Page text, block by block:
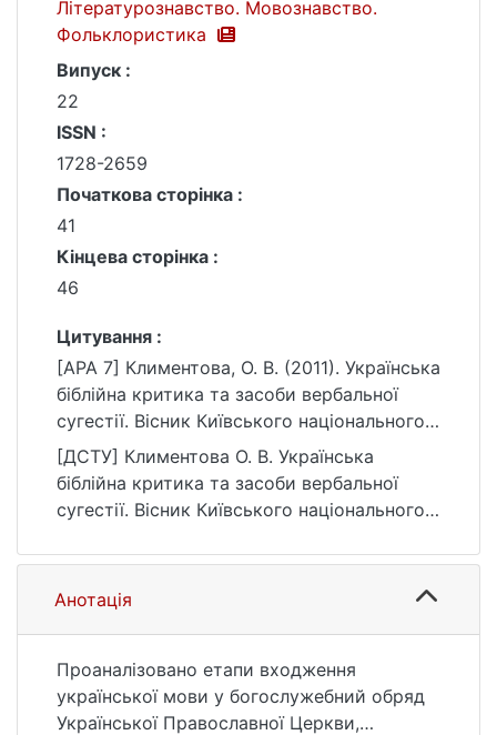
Літературознавство. Мовознавство.
Фольклористика
Випуск :
22
ISSN :
1728-2659
Початкова сторінка :
41
Кінцева сторінка :
46
Цитування :
[APA 7] Климентова, О. В. (2011). Українська
біблійна критика та засоби вербальної
сугестії. Вісник Київського національного
університету імені Тараса Шевченка.
Літературознавство. Мовознавство.
Фольклористика, (22), 41–46.
https://ir.library.knu.ua/handle/15071834/2196
3
[ДСТУ] Климентова О. В. Українська
біблійна критика та засоби вербальної
сугестії. Вісник Київського національного
Літературознавство. Мовознавство.
Фольклористика. 2011. № 22. С. 41—46.
3 (дата звернення: 25.07.2026).
Анотація
Проаналізовано етапи входження
української мови у богослужебний обряд
Української Православної Церкви,